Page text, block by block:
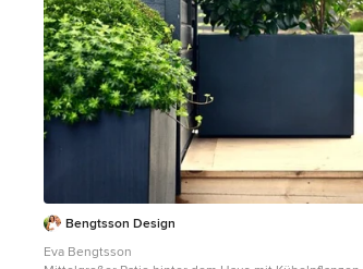
Bengtsson Design
Eva Bengtsson